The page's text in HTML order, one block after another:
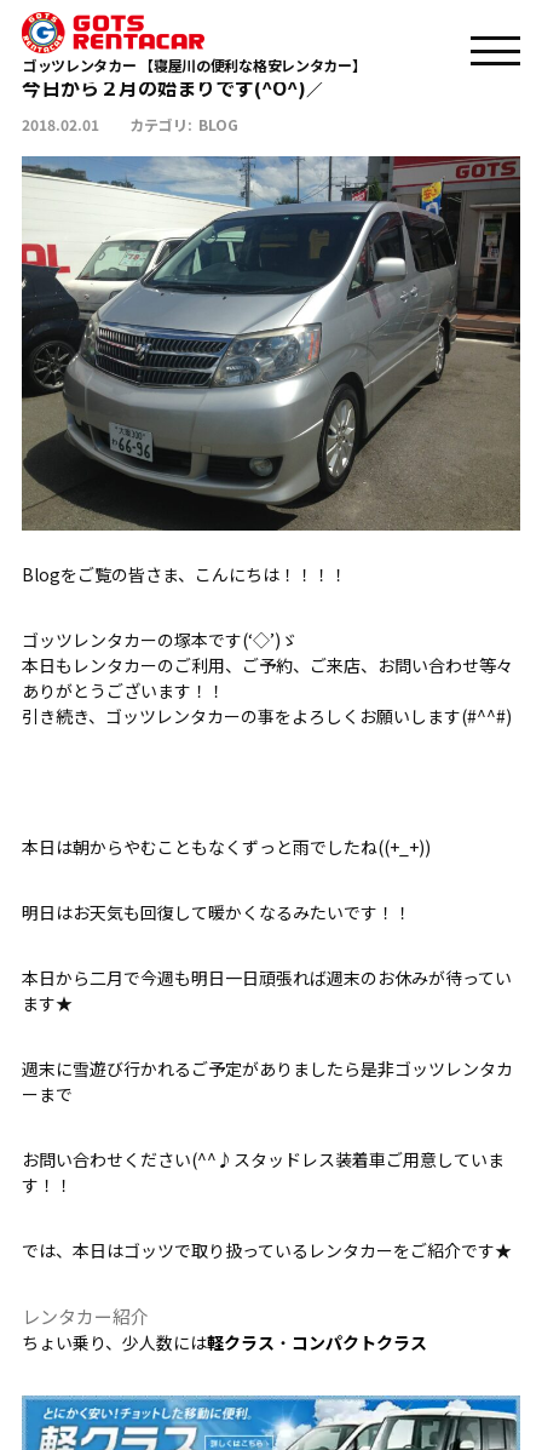
ゴッツレンタカー 【寝屋川の便利な格安レンタカー】
TOP BLOG
今日から２月の始まりです(^O^)／
2018.02.01 カテゴリ: BLOG
Blogをご覧の皆さま、こんにちは！！！！
ゴッツレンタカーの塚本です(‘◇’)ゞ
本日もレンタカーのご利用、ご予約、ご来店、お問い合わせ等々
ありがとうございます！！
引き続き、ゴッツレンタカーの事をよろしくお願いします(#^^#)
本日は朝からやむこともなくずっと雨でしたね((+_+))
明日はお天気も回復して暖かくなるみたいです！！
本日から二月で今週も明日一日頑張れば週末のお休みが待ってい
ます★
週末に雪遊び行かれるご予定がありましたら是非ゴッツレンタカ
ーまで
お問い合わせください(^^♪スタッドレス装着車ご用意していま
す！！
では、本日はゴッツで取り扱っているレンタカーをご紹介です★
レンタカー紹介
ちょい乗り、少人数には軽クラス ・ コンパクトクラス